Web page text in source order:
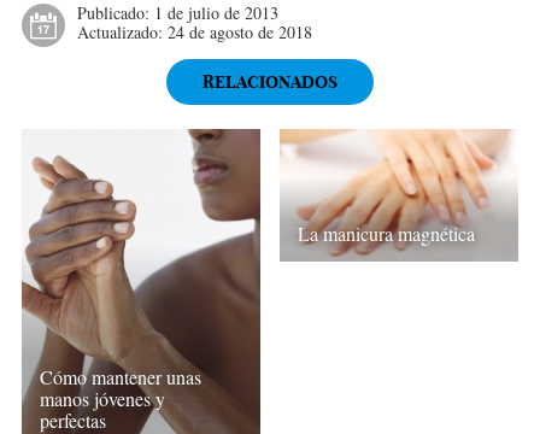
Publicado: 1 de julio de 2013
Actualizado: 24 de agosto de 2018
RELACIONADOS
Cómo mantener unas
manos jóvenes y
perfectas
La manicura magnética